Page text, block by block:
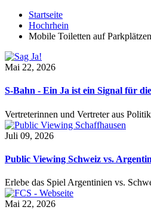
Startseite
Hochrhein
Mobile Toiletten auf
Mai 22, 2026
S-Bahn - Ein Ja ist ein Signal für
Vertreterinnen und Vertreter aus
Juli 09, 2026
Public Viewing Schweiz vs.
Erlebe das Spiel Argentinien vs.
Mai 22, 2026